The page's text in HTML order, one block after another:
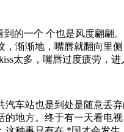
一个 个也是风度翩翩
渐渐地，嘴唇就翻向
太多，嘴唇过度疲劳，
站也是到处是随意丢
地方。终于有一天看